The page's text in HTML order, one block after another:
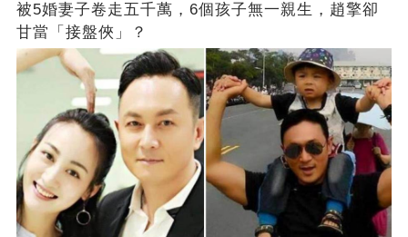
被5婚妻子卷走五千萬，6個孩子無一親生，趙擎卻
甘當「接盤俠」？